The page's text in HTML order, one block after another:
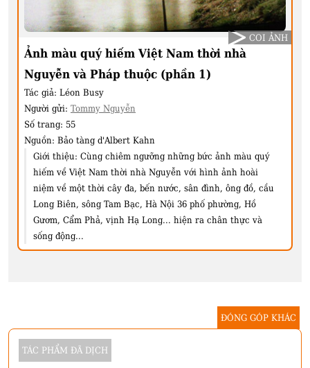
Ảnh màu quý hiếm Việt Nam thời nhà
Nguyễn và Pháp thuộc (phần 1)
Tác giả: Léon Busy
Người gửi: Tommy Nguyễn
Số trang: 55
Nguồn: Bảo tàng d'Albert Kahn
Giới thiệu: Cùng chiêm ngưỡng những bức ảnh màu quý
hiếm về Việt Nam thời nhà Nguyễn với hình ảnh hoài
niệm về một thời cây đa, bến nước, sân đình, ông đồ, cầu
Long Biên, sông Tam Bạc, Hà Nội 36 phố phường, Hồ
Gươm, Cẩm Phả, vịnh Hạ Long... hiện ra chân thực và
sống động...
COI ẢNH
ĐÓNG GÓP KHÁC
TÁC PHẨM ĐÃ DỊCH